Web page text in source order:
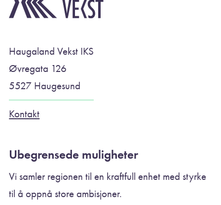
Haugaland Vekst IKS
Øvregata 126
5527 Haugesund
Kontakt
Ubegrensede muligheter
Vi samler regionen til en kraftfull enhet med styrke
til å oppnå store ambisjoner.